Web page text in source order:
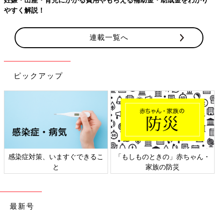
連載一覧へ
ピックアップ
日本外来小児科学会リーフレッ
ト検討会
六星占術 細木かおりさんの人生
相談
最新号